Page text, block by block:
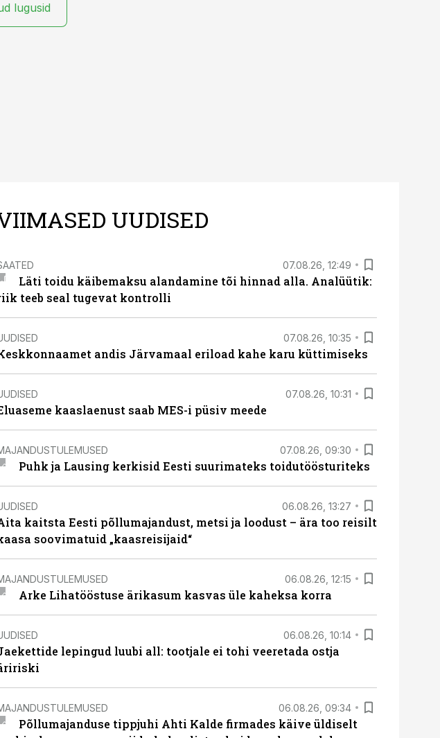
lugusid
UUDISED
07.08.26, 12:49
Läti toidu käibemaksu alandamine tõi hinnad alla. Analüütik:
teeb seal tugevat kontrolli
07.08.26, 10:35
andis Järvamaal eriload kahe karu küttimiseks
07.08.26, 10:31
kaaslaenust saab MES-i püsiv meede
07.08.26, 09:30
Puhk ja Lausing kerkisid Eesti suurimateks toidutöösturiteks
06.08.26, 13:27
kaitsta Eesti põllumajandust, metsi ja loodust – ära too reisilt
soovimatuid „kaasreisijaid“
06.08.26, 12:15
Arke Lihatööstuse ärikasum kasvas üle kaheksa korra
06.08.26, 10:14
lepingud luubi all: tootjale ei tohi veeretada ostja
06.08.26, 09:34
Põllumajanduse tippjuhi Ahti Kalde firmades käive üldiselt